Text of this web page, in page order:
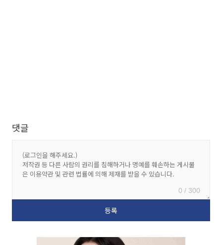
댓글
0 / 300